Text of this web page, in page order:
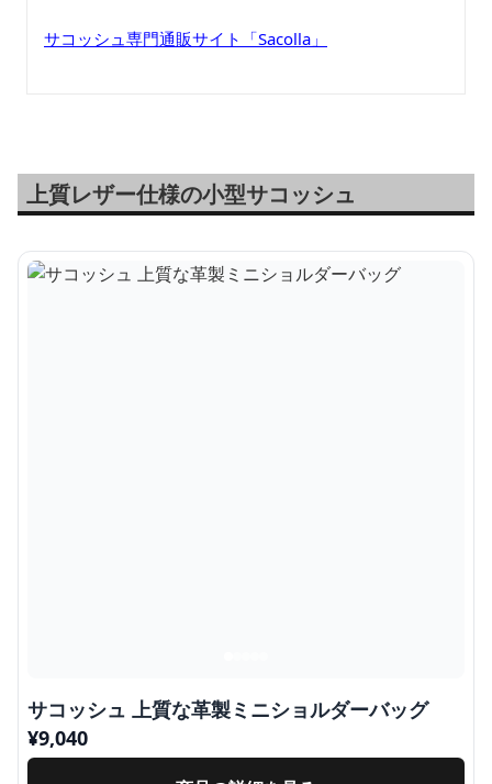
サコッシュ専門通販サイト「Sacolla」
上質レザー仕様の小型サコッシュ
サコッシュ 上質な革製ミニショルダーバッグ
¥9,040